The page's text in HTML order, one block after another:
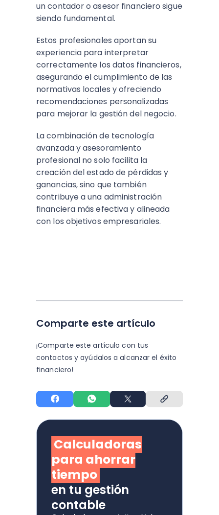
un contador o asesor financiero sigue
siendo fundamental.
Estos profesionales aportan su
experiencia para interpretar
correctamente los datos financieros,
asegurando el cumplimiento de las
normativas locales y ofreciendo
recomendaciones personalizadas
para mejorar la gestión del negocio.
La combinación de tecnología
avanzada y asesoramiento
profesional no solo facilita la
creación del estado de pérdidas y
ganancias, sino que también
contribuye a una administración
financiera más efectiva y alineada
con los objetivos empresariales.
Comparte este artículo
¡Comparte este artículo con tus
contactos y ayúdalos a alcanzar el éxito
financiero!
Calculadoras
para ahorrar
tiempo
en tu gestión
contable